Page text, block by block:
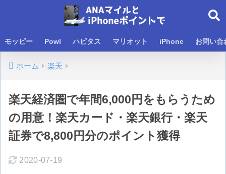
モッピー Powl ハピタス マリオット iPhone お問い合
ホーム 楽天
楽天経済圏で年間6,000円をもらうため
の用意！楽天カード・楽天銀行・楽天
証券で8,800円分のポイント獲得
2020-07-19